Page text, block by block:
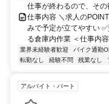
仕事が終わるので、その
仕事内容 ＼求人の
みで予定が立てやすい
る倉庫内作業 ＜仕事内
業界未経験者歓迎 バイク通勤
転勤なし
経験不問 残業なし
アルバイト・パート